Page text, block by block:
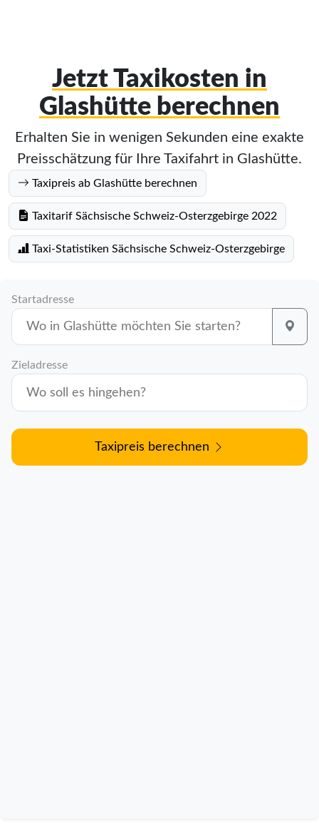
Jetzt Taxikosten in
Glashütte berechnen
Erhalten Sie in wenigen Sekunden eine exakte
Preisschätzung für Ihre Taxifahrt in Glashütte.
Taxipreis ab Glashütte berechnen
Taxitarif Sächsische Schweiz-Osterzgebirge 2022
Taxi-Statistiken Sächsische Schweiz-Osterzgebirge
Startadresse
Zieladresse
Taxipreis berechnen